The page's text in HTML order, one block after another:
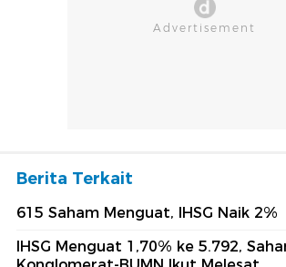
Berita Terkait
615 Saham Menguat, IHSG Naik 2%
IHSG Menguat 1,70% ke 5.792,